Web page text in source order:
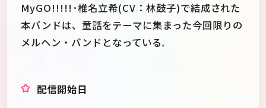
MyGO!!!!!･椎名立希(CV：林鼓子)で結成された
本バンドは、童話をテーマに集まった今回限りの
メルヘン・バンドとなっている 。
配信開始日